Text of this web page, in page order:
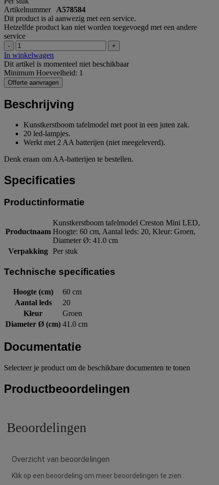
Artikelnummer A578584
Dit product is al aanwezig met een service.
Hetzelfde product kan niet worden toegevoegd met een andere
service
- +
In winkelwagen
Dit artikel is momenteel niet beschikbaar
Minimum Hoeveelheid: 1
Offerte aanvragen
Beschrijving
Kunstkerstboom tafelmodel met poot in een juten zak.
20 led-lampjes.
Werkt met 2 AA batterijen (niet meegeleverd).
Denk eraan om AA-batterijen te bestellen.
Specificaties
Productinformatie
Productnaam
Kunstkerstboom tafelmodel Creston Mini LED,
Hoogte: 60 cm, Aantal leds: 20, Kleur: Groen,
Diameter Ø: 41.0 cm
Verpakking Per stuk
Technische specificaties
Hoogte (cm)
60 cm
Aantal leds
20
Kleur
Groen
Diameter Ø (cm) 41.0 cm
Documentatie
Selecteer je product om de beschikbare documenten te tonen
Productbeoordelingen